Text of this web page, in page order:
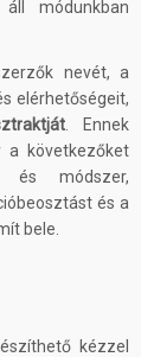
módunkban
nevét, a
elérhetőségeit,
. Ennek
a következőket
és módszer,
és a
bele.
kézzel